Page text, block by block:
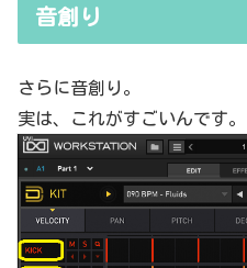
音創り
さらに音創り。
実は、これがすごいんです。